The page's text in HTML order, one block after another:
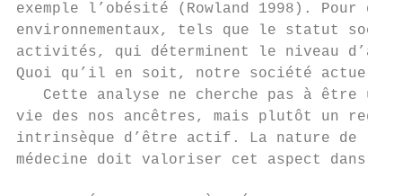
exemple l’obésité (Rowland 1998). Pour
environnementaux, tels que le statut
activités, qui déterminent le niveau
Quoi qu’il en soit, notre société actuelle
Cette analyse ne cherche pas à être
vie des nos ancêtres, mais plutôt un
intrinsèque d’être actif. La nature de
médecine doit valoriser cet aspect dans